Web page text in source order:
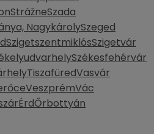
StrážneSzada
NagykárolySzeged
SzigetszentmiklósSzigetvár
Székesfehérvár
TiszafüredVasvár
VeszprémVác
ÉrdŐrbottyán